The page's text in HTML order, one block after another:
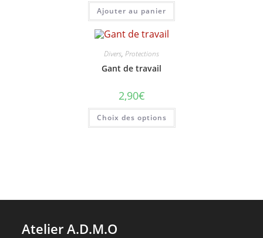
du
Ajouter au panier
Divers, Protections
Gant de travail
2,90€
Choix des options
Ce
a
la
Atelier A.D.M.O